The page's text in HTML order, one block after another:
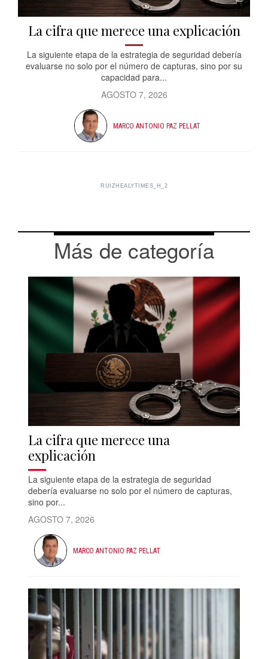
La cifra que merece una explicación
La siguiente etapa de la estrategia de seguridad debería
evaluarse no solo por el número de capturas, sino por su
capacidad para...
AGOSTO 7, 2026
MARCO ANTONIO PAZ PELLAT
RUIZHEALYTIMES_H_2
Más de categoría
La cifra que merece una
explicación
La siguiente etapa de la estrategia de seguridad
debería evaluarse no solo por el número de capturas,
sino por...
AGOSTO 7, 2026
MARCO ANTONIO PAZ PELLAT